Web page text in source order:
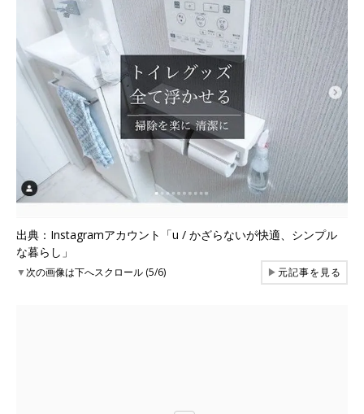
出典：Instagramアカウント「u / かざらないが快適、シンプル
な暮らし」
▼次の画像は下へスクロール (5/6) ▶元記事を見る